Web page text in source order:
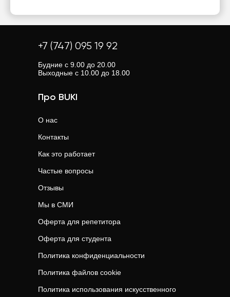
+7 (747) 095 19 92
Будние с 9.00 до 20.00
Выходные с 10.00 до 18.00
Про BUKI
О нас
Контакты
Как это работает
Частые вопросы
Отзывы
Мы в СМИ
Оферта для репетитора
Оферта для студента
Политика конфиденциальности
Политика файлов cookie
Политика использования искусственного